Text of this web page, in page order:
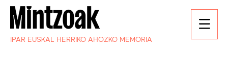
IPAR EUSKAL HERRIKO AHOZKO MEMORIA